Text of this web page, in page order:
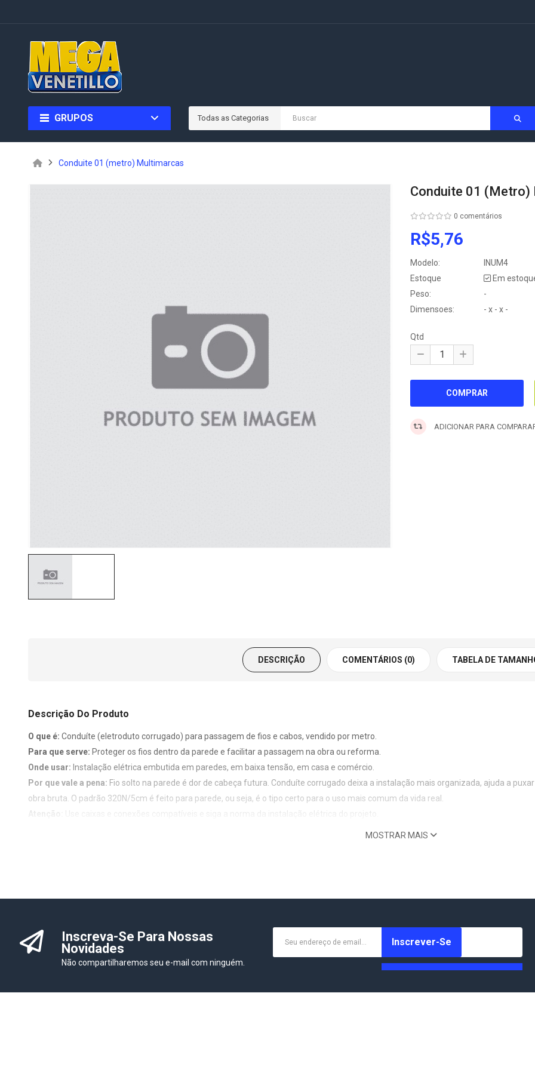
GRUPOS Todas as Categorias
Conduite 01 (metro) Multimarcas
Conduite 01
0 comentários
R$5,76
Modelo:
INUM4
Estoque
Em
Peso:
-
Dimensoes:
- x - x -
Qtd
ADICIONAR PARA
DESCRIÇÃO COMENTÁRIOS (0) TABELA DE
Descrição Do Produto
O que é: Conduíte (eletroduto corrugado) para passagem de fios e cabos, vendido por metro.
Para que serve: Proteger os fios dentro da parede e facilitar a passagem na obra ou reforma.
Onde usar: Instalação elétrica embutida em paredes, em baixa tensão, em casa e comércio.
Por que vale a pena: Fio solto na parede é dor de cabeça futura. Conduíte corrugado deixa a instalação mais organizada, ajuda a
obra bruta. O padrão 320N/5cm é feito para parede, ou seja, é o tipo certo para o uso mais comum da vida real.
Atenção:
MOSTRAR MAIS
Inscreva-Se Para Nossas
Novidades
Não compartilharemos seu e-mail com ninguém.
Inscrever-Se